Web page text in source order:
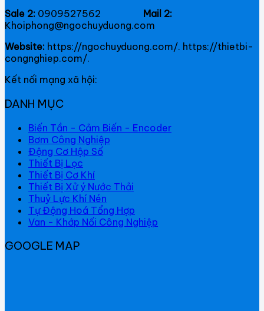
Sale 2: 0909527562 Mail 2:
Khoiphong@ngochuyduong.com
Website: https://ngochuyduong.com/. https://thietbi-
congnghiep.com/.
Kết nối mạng xã hội:
DANH MỤC
Biến Tần - Cảm Biến - Encoder
Bơm Công Nghiệp
Động Cơ Hộp Số
Thiết Bị Lọc
Thiết Bị Cơ Khí
Thiết Bị Xử ý Nước Thải
Thuỷ Lực Khí Nén
Tự Động Hoá Tổng Hợp
Van - Khớp Nối Công Nghiệp
GOOGLE MAP